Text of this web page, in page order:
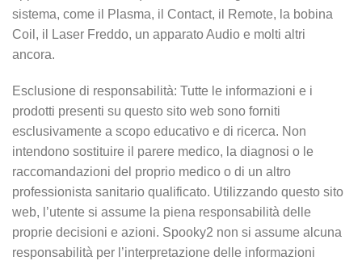
sistema, come il Plasma, il Contact, il Remote, la bobina
Coil, il Laser Freddo, un apparato Audio e molti altri
ancora.
Esclusione di responsabilità: Tutte le informazioni e i
prodotti presenti su questo sito web sono forniti
esclusivamente a scopo educativo e di ricerca. Non
intendono sostituire il parere medico, la diagnosi o le
raccomandazioni del proprio medico o di un altro
professionista sanitario qualificato. Utilizzando questo sito
web, l’utente si assume la piena responsabilità delle
proprie decisioni e azioni. Spooky2 non si assume alcuna
responsabilità per l’interpretazione delle informazioni